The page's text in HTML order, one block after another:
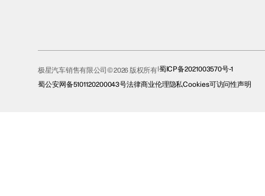
极星汽车销售有限公司© 2026 版权所有 蜀ICP备2021003570号-1
蜀公安网备5101120200043号法律商业伦理隐私Cookies可访问性声明